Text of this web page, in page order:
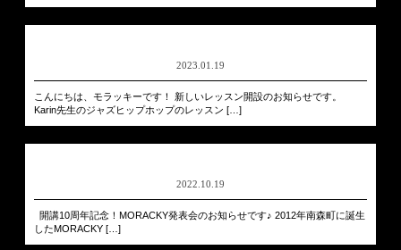
2023.01.19
こんにちは、モラッキーです！ 新しいレッスン開設のお知らせです。
Karin先生のジャズヒップホップのレッスン […]
2022.10.19
開講10周年記念！MORACKY発表会のお知らせです♪ 2012年南森町に誕生
したMORACKY […]